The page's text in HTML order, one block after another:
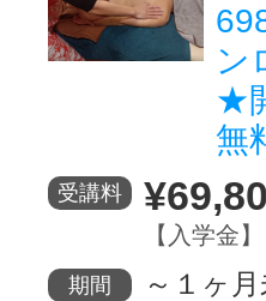
ン
★
無
受講料
【入学金
期間 ～１ヶ